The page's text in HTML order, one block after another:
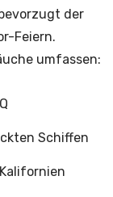
der
Feiern.
umfassen:
Schiffen